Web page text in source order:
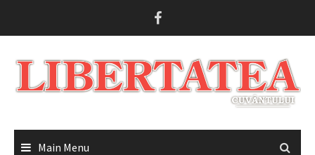
Main Menu